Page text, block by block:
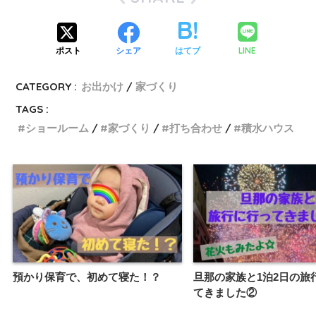
ポスト シェア はてブ LINE
CATEGORY : お出かけ
家づくり
TAGS :
ショールーム
家づくり 打ち合わせ 積水ハウス
預かり保育で、初めて寝た！？
旦那の家族と1泊2日の旅
てきました②